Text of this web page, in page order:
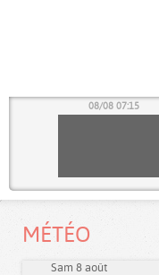
08/08 07:15
MÉTÉO
Sam 8 août